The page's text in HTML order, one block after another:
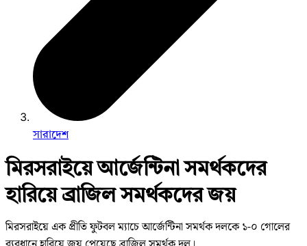
সারাদেশ
মিরসরাইয়ে আর্জেন্টিনা সমর্থকদের
হারিয়ে ব্রাজিল সমর্থকদের জয়
মিরসরাইয়ে এক প্রীতি ফুটবল ম্যাচে আর্জেন্টিনা সমর্থক দলকে ১-০ গোলের